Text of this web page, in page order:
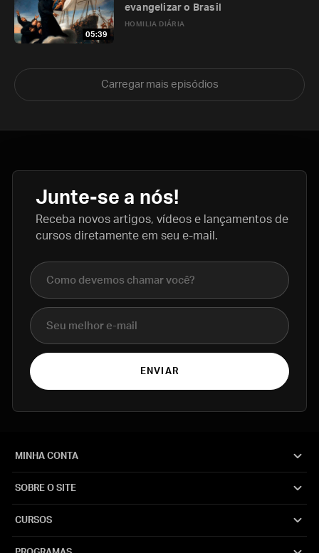
05:39
HOMILIA DIÁRIA
evangelizar o Brasil
Carregar mais episódios
Junte-se a nós!
Receba novos artigos, vídeos e lançamentos de
cursos diretamente em seu e-mail.
Nome completo
E-mail
ENVIAR
MINHA CONTA
SOBRE O SITE
CURSOS